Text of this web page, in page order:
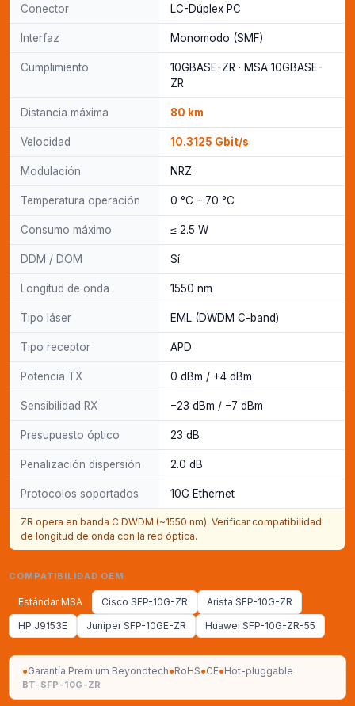
Conector LC-Dúplex PC
Interfaz Monomodo (SMF)
Cumplimiento
10GBASE-ZR · MSA 10GBASE-
ZR
Distancia máxima 80 km
Velocidad 10.3125 Gbit/s
Modulación NRZ
Temperatura operación 0 °C – 70 °C
Consumo máximo ≤ 2.5 W
DDM / DOM Sí
Longitud de onda 1550 nm
Tipo láser EML (DWDM C-band)
Tipo receptor APD
Potencia TX 0 dBm / +4 dBm
Sensibilidad RX −23 dBm / −7 dBm
Presupuesto óptico 23 dB
Penalización dispersión 2.0 dB
Protocolos soportados 10G Ethernet
ZR opera en banda C DWDM (~1550 nm). Verificar compatibilidad
de longitud de onda con la red óptica.
COMPATIBILIDAD OEM
Estándar MSA Cisco SFP-10G-ZR
Arista SFP-10G-ZR
HP J9153E
Juniper SFP-10GE-ZR Huawei SFP-10G-ZR-55
●Garantía Premium Beyondtech●RoHS●CE●Hot-pluggable
BT-SFP-10G-ZR